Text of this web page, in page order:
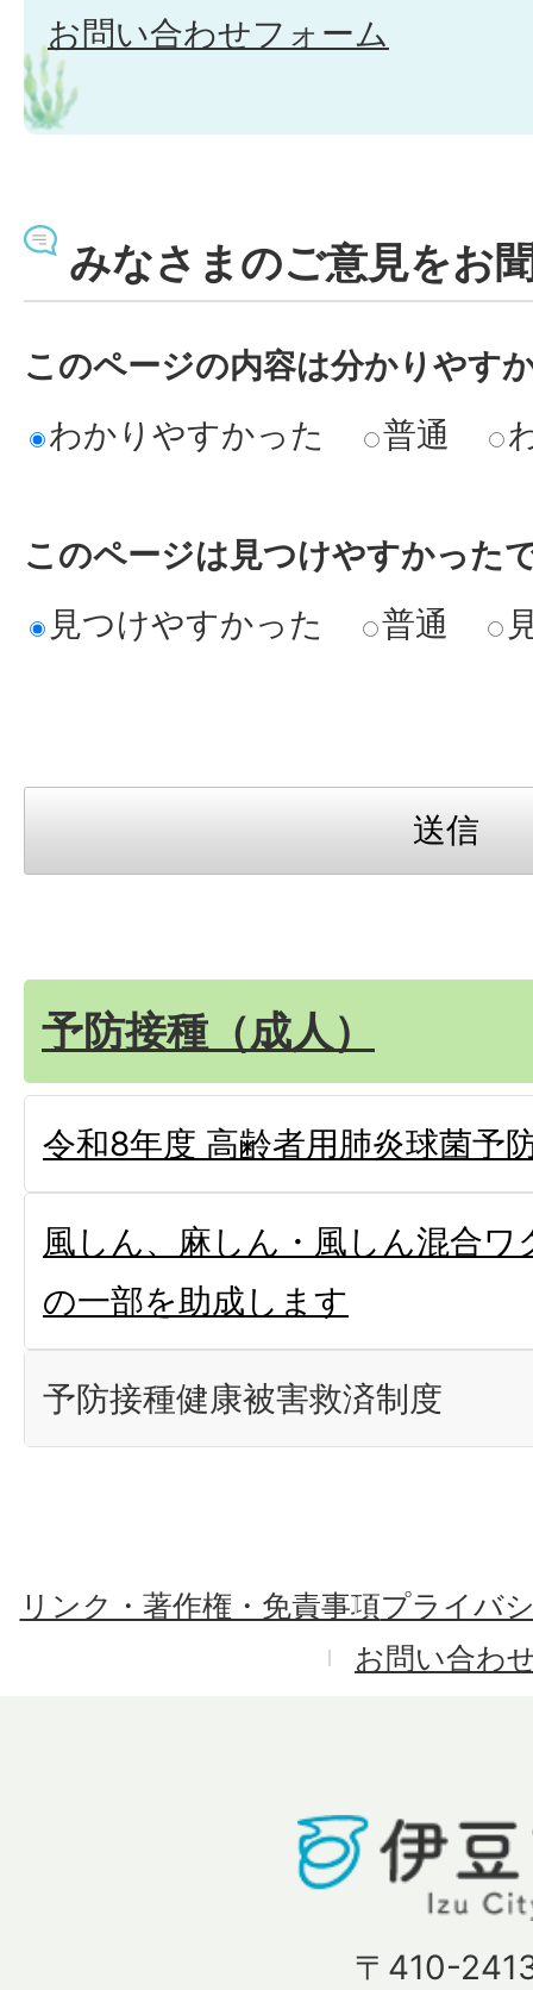
お問い合わせフォーム
みなさまのご意見をお
このページの内容は分かりやす
わかりやすかった
普通
このページは見つけやすかった
見つけやすかった
普通
予防接種（成人）
令和8年度 高齢者用肺炎球菌予
風しん、麻しん・風しん混合ワ
の一部を助成します
予防接種健康被害救済制度
リンク・著作権・免責事項プライバ
お問い合わ
〒410-